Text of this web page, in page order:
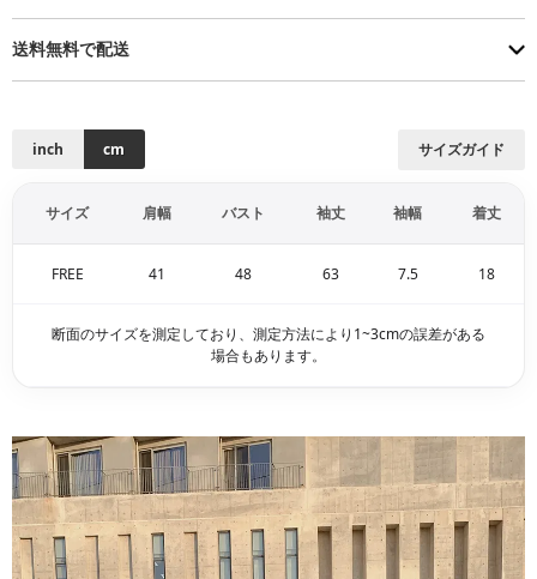
送料無料で配送
サイズガイド
inch cm
サイズ 肩幅 バスト 袖丈 袖幅 着丈
FREE 41 48 63 7.5 18
断面のサイズを測定しており、測定方法により1~3cmの誤差がある
場合もあります。